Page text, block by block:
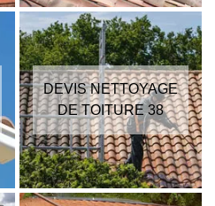
DEVIS NETTOYAGE
DE TOITURE 38